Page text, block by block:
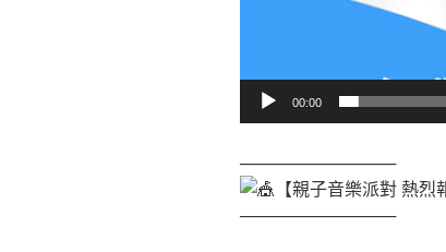
00:00
─────────────
【親子音樂派對 熱烈
─────────────